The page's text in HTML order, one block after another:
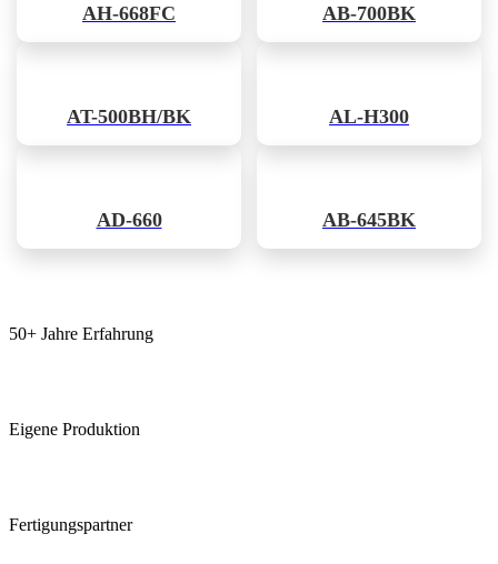
AH-668FC AB-700BK
AT-500BH/BK AL-H300
AD-660 AB-645BK
50+ Jahre Erfahrung
Eigene Produktion
Fertigungspartner